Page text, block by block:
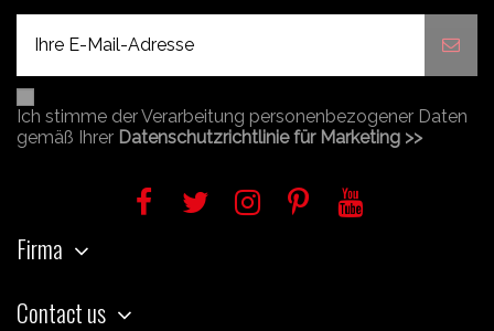
Ich stimme der Verarbeitung personenbezogener Daten
gemäß Ihrer Datenschutzrichtlinie für Marketing >>
Firma
Contact us